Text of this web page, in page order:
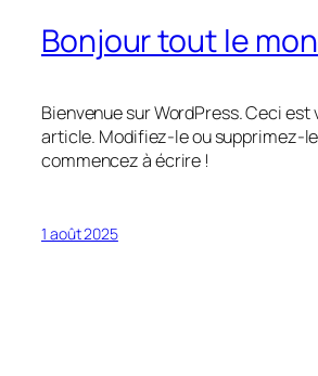
Bonjour tout le
Bienvenue sur WordPress. Ceci
article. Modifiez-le ou supprimez-
commencez à écrire !
1 août 2025